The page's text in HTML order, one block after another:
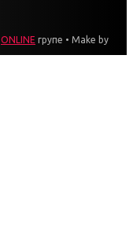
ONLINE групе • Make by